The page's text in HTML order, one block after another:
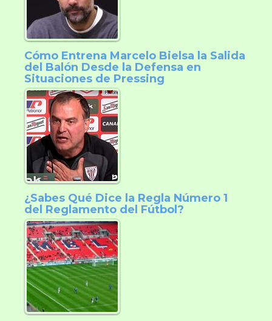
Cómo Entrena Marcelo Bielsa la Salida
del Balón Desde la Defensa en
Situaciones de Pressing
¿Sabes Qué Dice la Regla Número 1
del Reglamento del Fútbol?